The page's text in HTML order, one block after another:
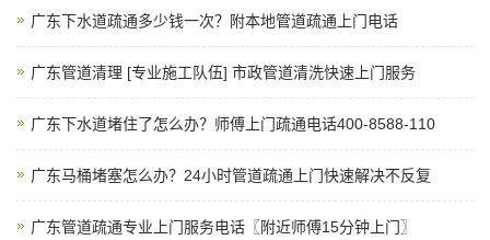
广东下水道疏通多少钱一次？附本地管道疏通上门电话
广东管道清理 [专业施工队伍] 市政管道清洗快速上门服务
广东下水道堵住了怎么办？师傅上门疏通电话400-8588-110
广东马桶堵塞怎么办？24小时管道疏通上门快速解决不反复
广东管道疏通专业上门服务电话〖附近师傅15分钟上门〗